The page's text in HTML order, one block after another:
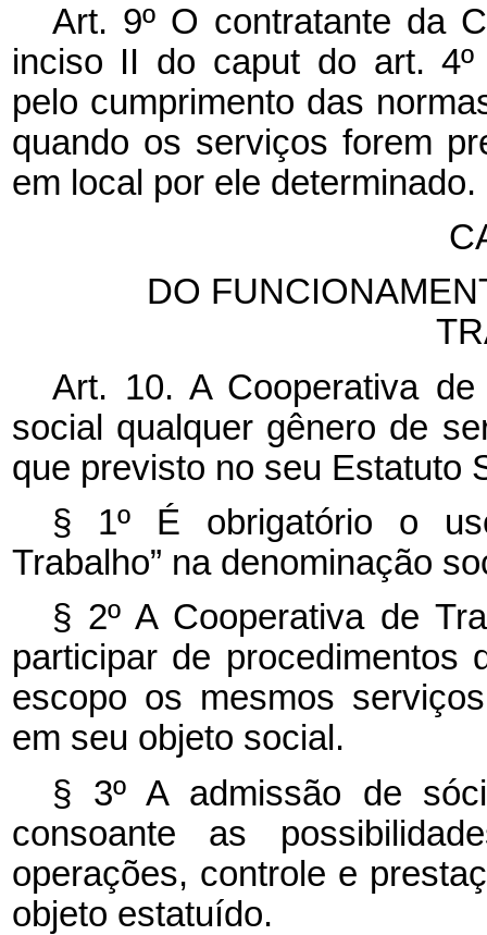
Art. 9º O contratante da
inciso II do caput do art. 4º
pelo cumprimento das
quando os serviços forem
em local por ele determinado.
DO
Art. 10. A Cooperativa
social qualquer gênero de
que previsto no seu Estatuto
§ 1º É obrigatório o
Trabalho” na denominação
§ 2º A Cooperativa de
participar de procedimentos
escopo os mesmos
em seu objeto social.
§ 3º A admissão de
consoante as
operações, controle e
objeto estatuído.